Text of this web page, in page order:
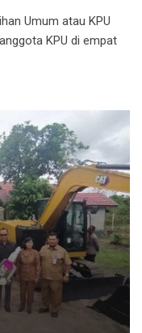
Umum atau KPU
KPU di empat